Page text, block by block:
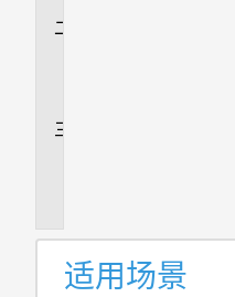
适用场景